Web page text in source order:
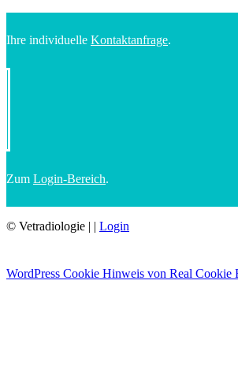
Ihre individuelle Kontaktanfrage.
Zum Login-Bereich.
© Vetradiologie | | Login
WordPress Cookie Hinweis von Real Cookie